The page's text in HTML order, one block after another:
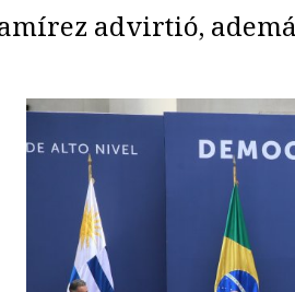
advirtió,